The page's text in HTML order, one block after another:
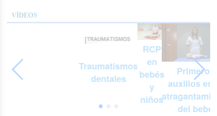
VÍDEOS
Traumatismos
dentales
RCP
en
bebés
y
niños
Primeros
auxilios en
del bebé